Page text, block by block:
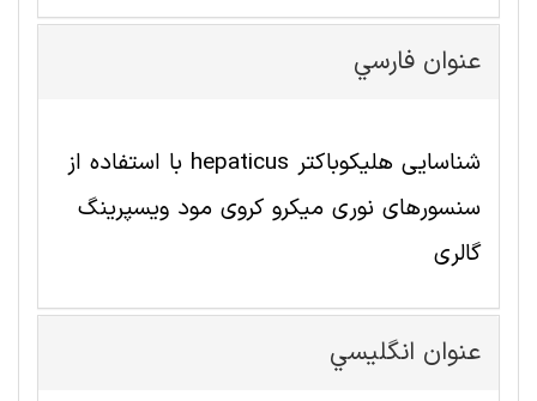
عنوان فارسي
شناسایی هلیکوباکتر hepaticus با استفاده از
سنسورهای نوری میکرو کروی مود ویسپرینگ
گالری
عنوان انگليسي